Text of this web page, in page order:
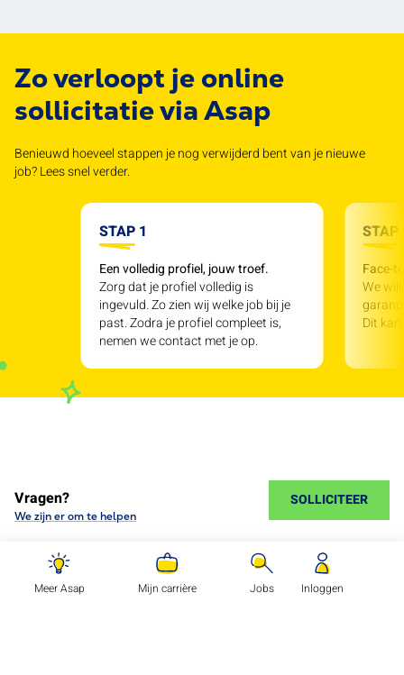
Zo verloopt je online
sollicitatie via Asap
Benieuwd hoeveel stappen je nog verwijderd bent van je nieuwe
job? Lees snel verder.
STAP 1
Een volledig profiel, jouw troef.
Zorg dat je profiel volledig is
ingevuld. Zo zien wij welke job bij je
past. Zodra je profiel compleet is,
nemen we contact met je op.
STAP
Face-
We
Dit
Vragen?
We zijn er om te helpen
SOLLICITEER
Meer Asap Mijn carrière Jobs Inloggen